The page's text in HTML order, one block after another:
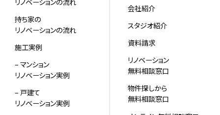
持ち家の
リノベーションの流れ
施工実例
– マンション
リノベーション実例
– 戸建て
リノベーション実例
会社紹介
スタジオ紹介
資料請求
リノベーション
無料相談窓口
物件探しから
無料相談窓口